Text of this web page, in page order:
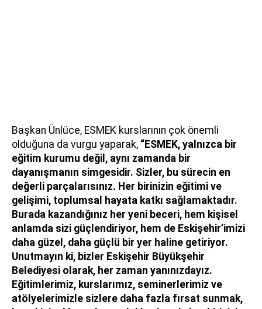
Başkan Ünlüce, ESMEK kurslarının çok önemli
olduğuna da vurgu yaparak, “ESMEK, yalnızca bir
eğitim kurumu değil, aynı zamanda bir
dayanışmanın simgesidir. Sizler, bu sürecin en
değerli parçalarısınız. Her birinizin eğitimi ve
gelişimi, toplumsal hayata katkı sağlamaktadır.
Burada kazandığınız her yeni beceri, hem kişisel
anlamda sizi güçlendiriyor, hem de Eskişehir’imizi
daha güzel, daha güçlü bir yer haline getiriyor.
Unutmayın ki, bizler Eskişehir Büyükşehir
Belediyesi olarak, her zaman yanınızdayız.
Eğitimlerimiz, kurslarımız, seminerlerimiz ve
atölyelerimizle sizlere daha fazla fırsat sunmak,